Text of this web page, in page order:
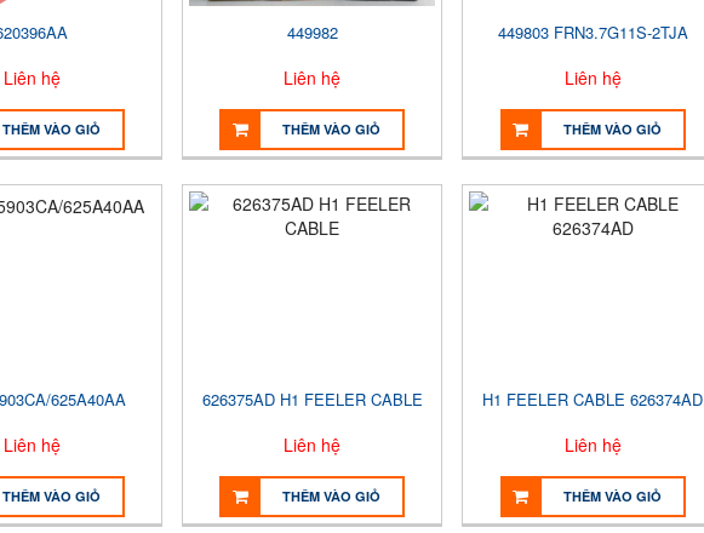
Liên hệ
THÊM VÀO GIỎ
449982
Liên hệ
THÊM VÀO GIỎ
449803 FRN3.7G11S-2TJA
Liên hệ
THÊM VÀO GIỎ
625A40AA
Liên hệ
THÊM VÀO GIỎ
626375AD H1 FEELER CABLE
Liên hệ
THÊM VÀO GIỎ
H1 FEELER CABLE 626374AD
Liên hệ
THÊM VÀO GIỎ